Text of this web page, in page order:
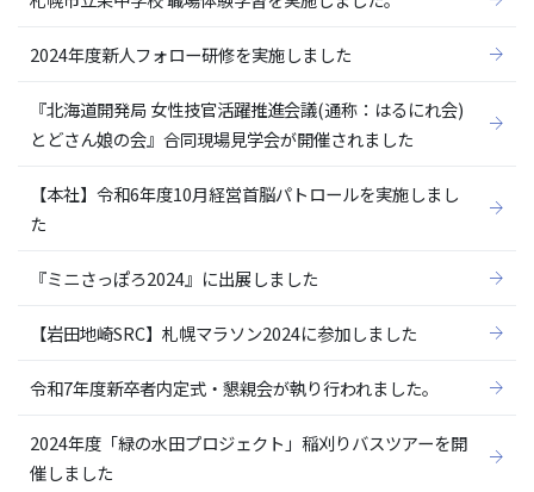
2024年度新人フォロー研修を実施しました
『北海道開発局 女性技官活躍推進会議(通称：はるにれ会)
とどさん娘の会』合同現場見学会が開催されました
【本社】令和6年度10月経営首脳パトロールを実施しまし
た
『ミニさっぽろ2024』に出展しました
【岩田地崎SRC】札幌マラソン2024に参加しました
令和7年度新卒者内定式・懇親会が執り行われました。
2024年度「緑の水田プロジェクト」稲刈りバスツアーを開
催しました